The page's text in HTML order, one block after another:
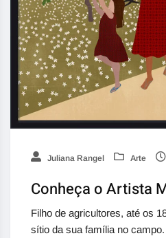
Juliana Rangel Arte
Conheça o Artista
Filho de agricultores, até os
sítio da sua família no